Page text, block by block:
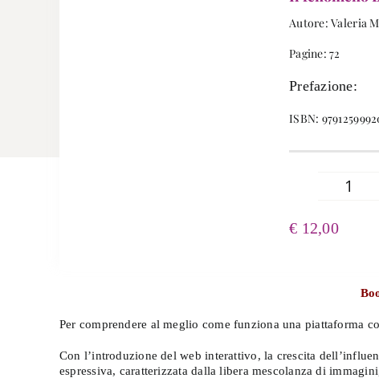
Autore: Valeria
Pagine: 72
Prefazione:
ISBN:
Il
€ 12,00
Per comprendere al meglio come funziona una piattaforma
Con l’introduzione del web interattivo, la crescita
espressiva, caratterizzata dalla libera mescolanza di